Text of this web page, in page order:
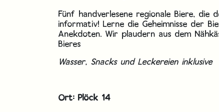
Fünf handverlesene regionale Biere, die
informativ! Lerne die Geheimnisse der
Anekdoten. Wir plaudern aus dem
Bieres
Wasser, Snacks und Leckereien inklusive
Ort: Plöck 14